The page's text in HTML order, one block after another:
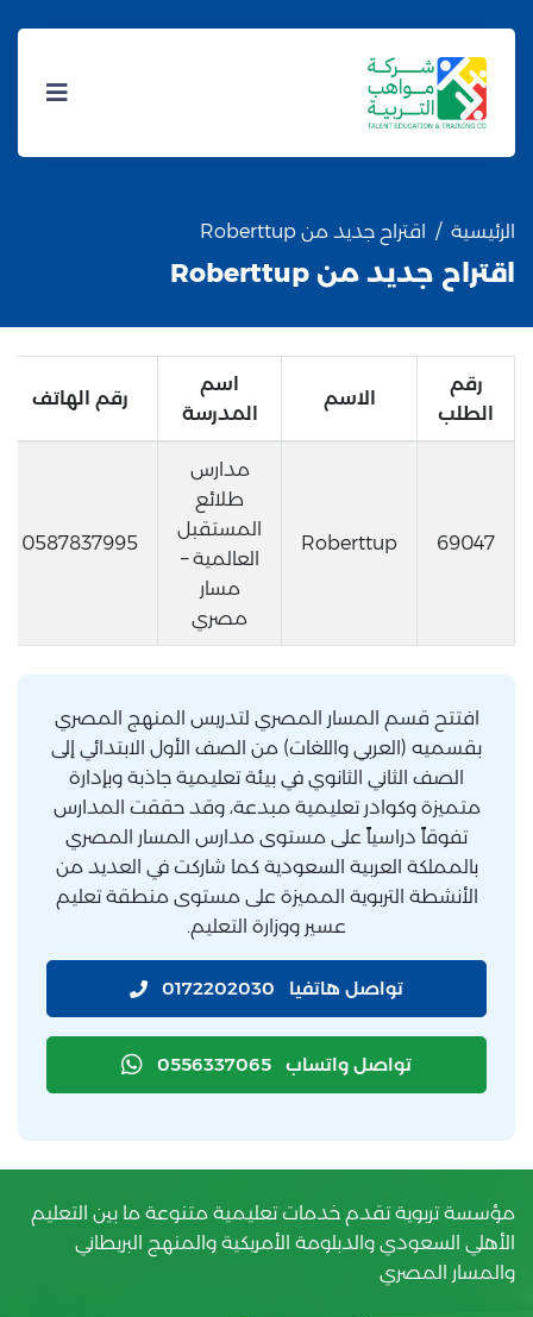
الرئيسية اقتراح جديد من Roberttup
اقتراح جديد من Roberttup
رقم
الطلب
الاسم
اسم
المدرسة
رقم الهاتف
69047
Roberttup
مدارس
طلائع
المستقبل
العالمية –
مسار
مصري
0587837995
افتتح قسم المسار المصري لتدريس المنهج المصري
بقسميه (العربي واللغات) من الصف الأول الابتدائي إلى
الصف الثاني الثانوي في بيئة تعليمية جاذبة وبإدارة
متميزة وكوادر تعليمية مبدعة، وقد حققت المدارس
تفوقاً دراسياً على مستوى مدارس المسار المصري
بالمملكة العربية السعودية كما شاركت في العديد من
الأنشطة التربوية المميزة على مستوى منطقة تعليم
عسير ووزارة التعليم.
تواصل هاتفيا 0172202030
تواصل واتساب 0556337065
مؤسسة تربوية تقدم خدمات تعليمية متنوعة ما بين التعليم
الأهلي السعودي والدبلومة الأمريكية والمنهج البريطاني
والمسار المصري